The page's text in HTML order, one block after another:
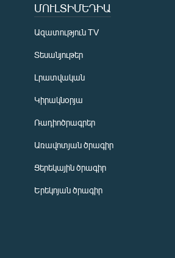
ՄՈՒԼՏԻՄԵԴԻԱ
Ազատություն TV
Տեսանյութեր
Լրատվական
Կիրակնօրյա
Ռադիոծրագրեր
Առավոտյան ծրագիր
Ցերեկային ծրագիր
Երեկոյան ծրագիր